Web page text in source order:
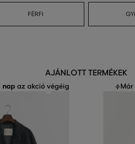
FÉRFI
AJÁNLOTT TERMÉKEK
nap az akció végéig Már